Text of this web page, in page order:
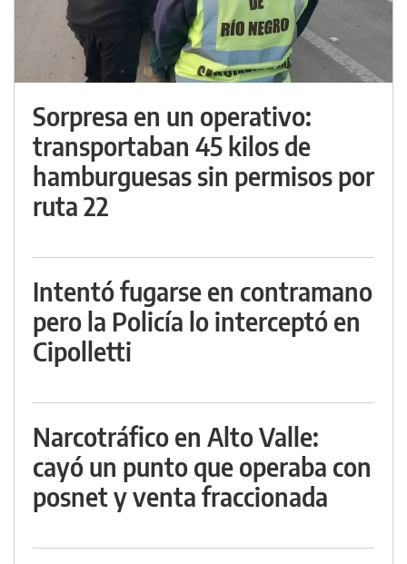
Sorpresa en un operativo:
transportaban 45 kilos de
hamburguesas sin permisos por
ruta 22
Intentó fugarse en contramano
pero la Policía lo interceptó en
Cipolletti
Narcotráfico en Alto Valle:
cayó un punto que operaba con
posnet y venta fraccionada